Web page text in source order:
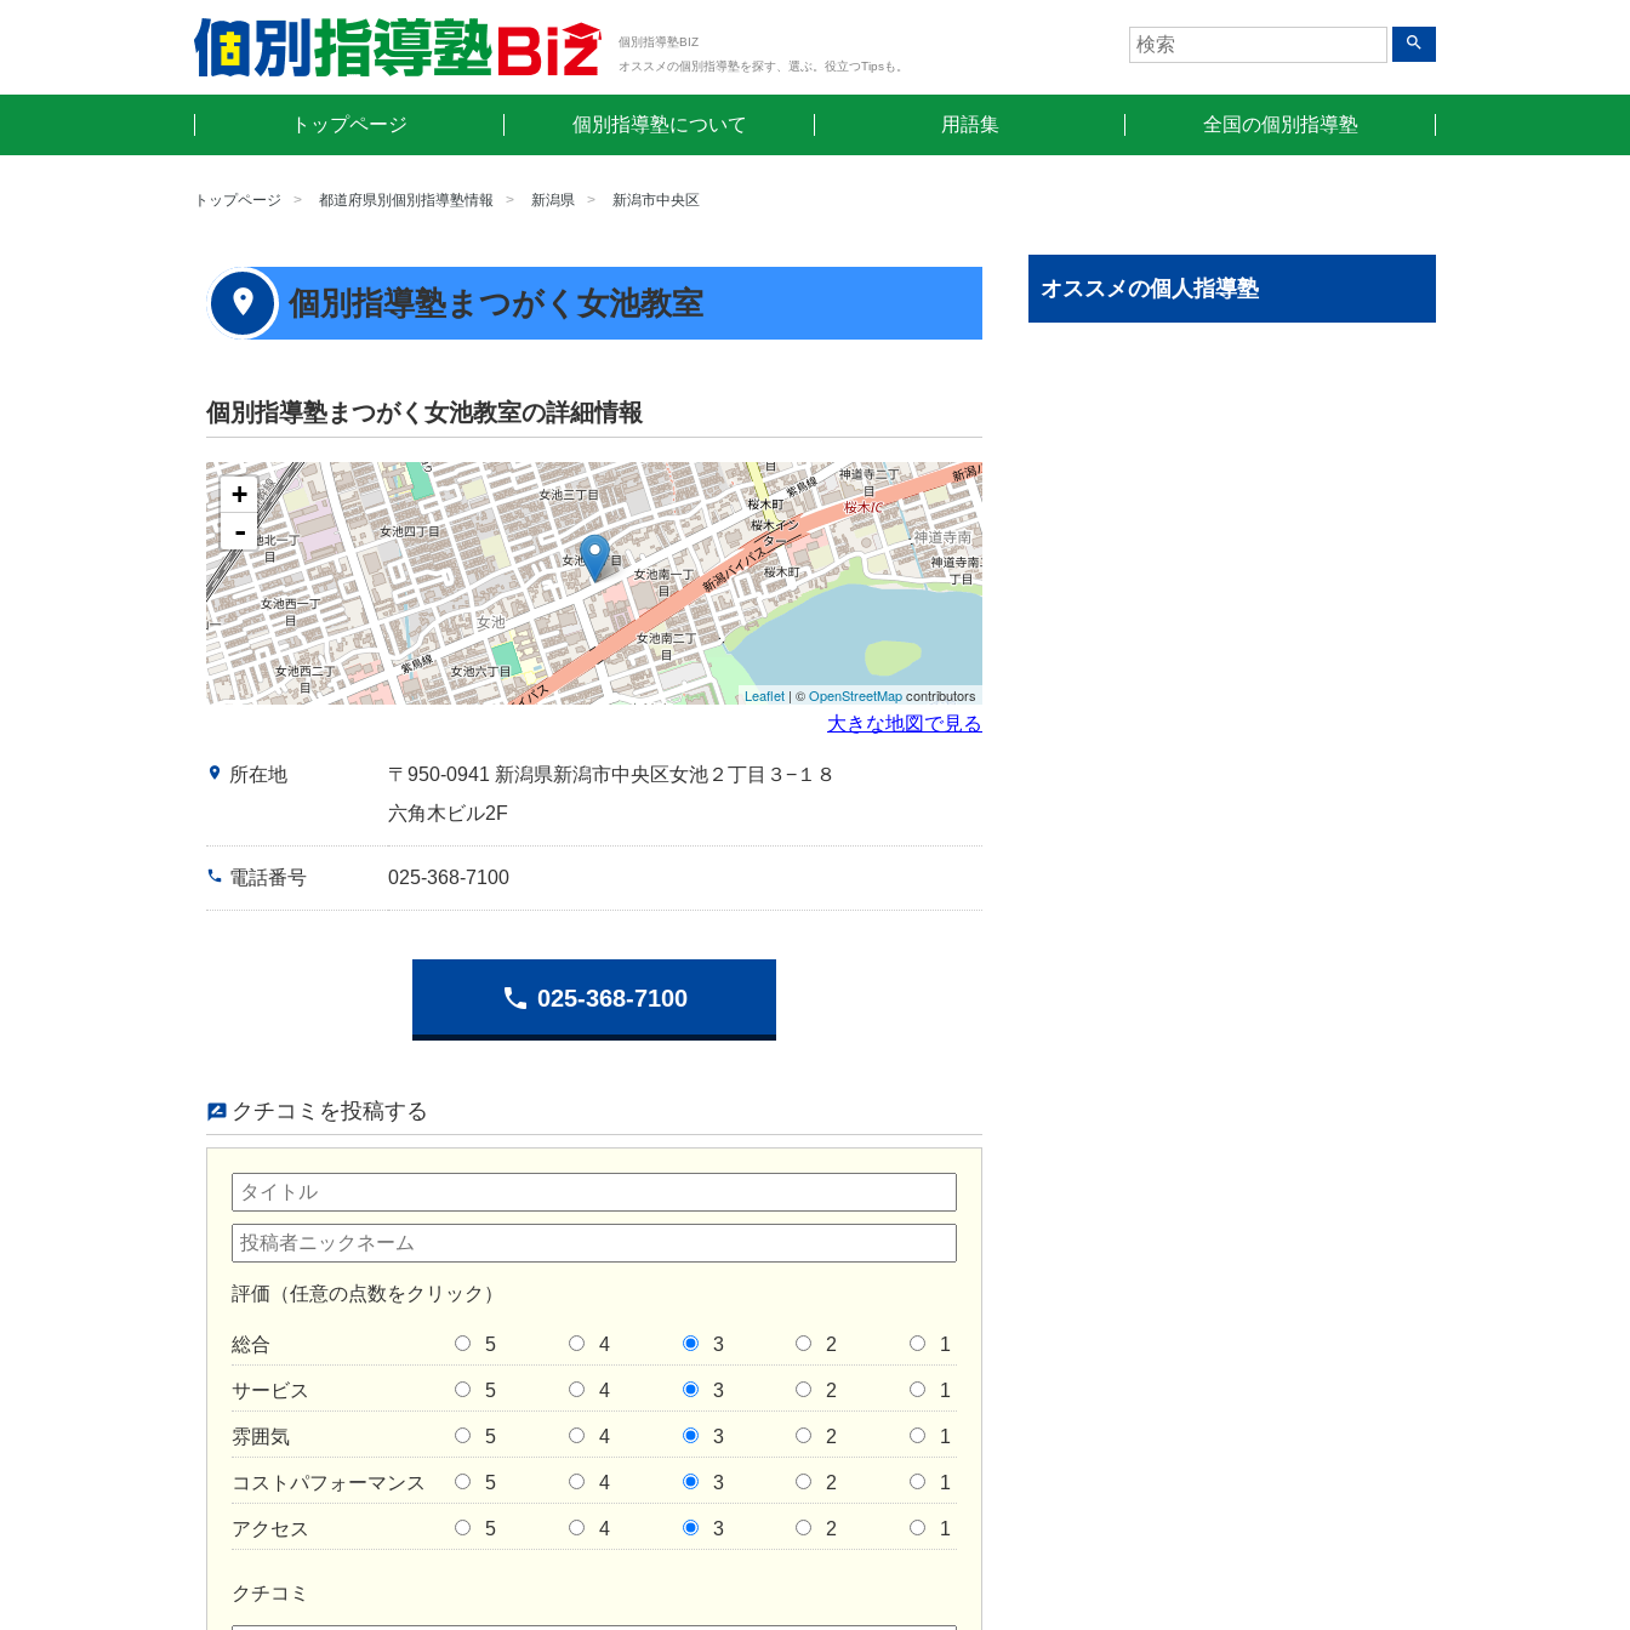
個別指導塾BIZ
オススメの個別指導塾を探す、選ぶ。役立つTipsも。
search
トップページ 個別指導塾について 用語集 全国の個別指導塾
トップページ 都道府県別個別指導塾情報 新潟県 新潟市中央区
個別指導塾まつがく女池教室
個別指導塾まつがく女池教室の詳細情報
+
-
Leaflet | ©OpenStreetMapcontributors
大きな地図で見る
place 所在地
〒950-0941 新潟県新潟市中央区女池２丁目３−１８
六角木ビル2F
phone 電話番号 025-368-7100
phone 025-368-7100
クチコミを投稿する
評価（任意の点数をクリック）
総合 5 4 3 2 1
サービス 5 4 3 2 1
雰囲気 5 4 3 2 1
コストパフォーマンス 5 4 3 2 1
アクセス 5 4 3 2 1
クチコミ
オススメの個人指導塾